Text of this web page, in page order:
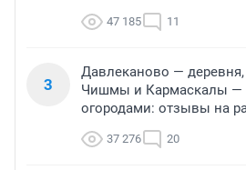
47 185 11
3
Давлеканово —
Чишмы и Кармаскалы —
огородами: отзывы на
37 276 20